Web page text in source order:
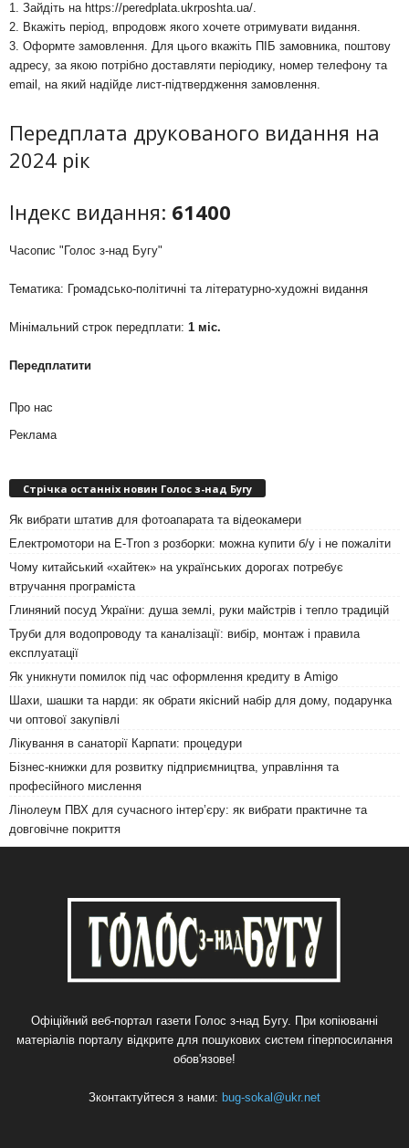
1. Зайдіть на https://peredplata.ukrposhta.ua/.
2. Вкажіть період, впродовж якого хочете отримувати видання.
3. Оформте замовлення. Для цього вкажіть ПІБ замовника, поштову
адресу, за якою потрібно доставляти періодику, номер телефону та
email, на який надійде лист-підтвердження замовлення.
Передплата друкованого видання на
2024 рік
Індекс видання: 61400
Часопис "Голос з-над Бугу"
Тематика: Громадсько-політичні та літературно-художні видання
Мінімальний строк передплати: 1 міс.
Передплатити
Про нас
Реклама
Стрічка останніх новин Голос з-над Бугу
Як вибрати штатив для фотоапарата та відеокамери
Електромотори на E-Tron з розборки: можна купити б/у і не пожаліти
Чому китайський «хайтек» на українських дорогах потребує
втручання програміста
Глиняний посуд України: душа землі, руки майстрів і тепло традицій
Труби для водопроводу та каналізації: вибір, монтаж і правила
експлуатації
Як уникнути помилок під час оформлення кредиту в Amigo
Шахи, шашки та нарди: як обрати якісний набір для дому, подарунка
чи оптової закупівлі
Лікування в санаторії Карпати: процедури
Бізнес-книжки для розвитку підприємництва, управління та
професійного мислення
Лінолеум ПВХ для сучасного інтер’єру: як вибрати практичне та
довговічне покриття
Офіційний веб-портал газети Голос з-над Бугу. При копіюванні
матеріалів порталу відкрите для пошукових систем гіперпосилання
обов'язове!
Зконтактуйтеся з нами: bug-sokal@ukr.net